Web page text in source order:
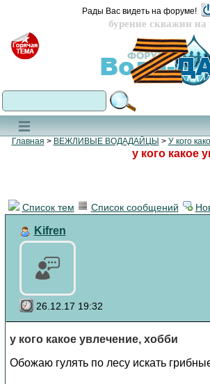
бурение скважин
Рады Вас видеть на форуме!
Главная > ВЕЖЛИВЫЕ ВОДАДАЙЦЫ > У кого
у кого какое
Список тем Список сообщений
Kifren
26.12.17 19:32
у кого какое увлечение, хобби
Обожаю гулять по лесу искать